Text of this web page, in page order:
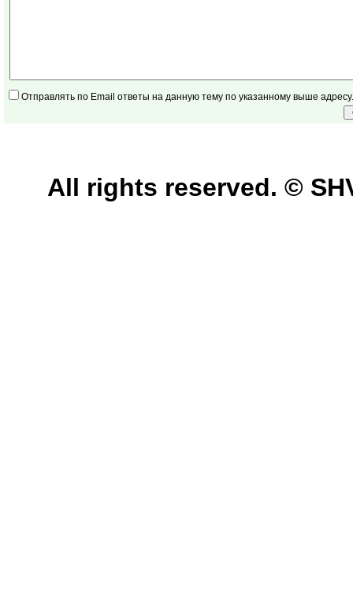
Отправлять по Email ответы на данную тему по указанному выше адресу.
All rights reserved. ©